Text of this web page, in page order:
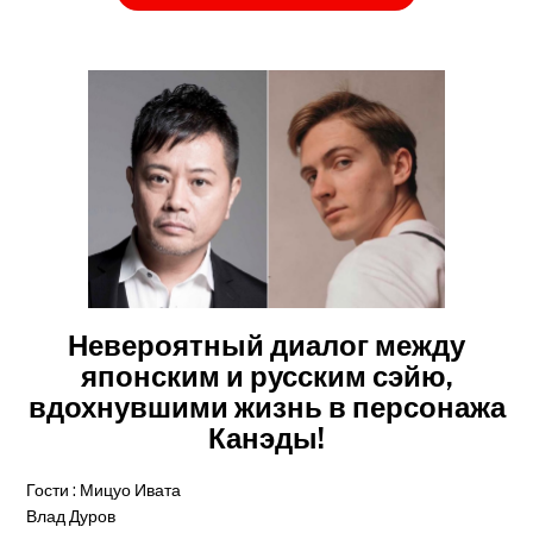
https://j-anime-meeting.com/wp-
content/uploads/2021/11/Vlad-Durov.jpg
Невероятный диалог между
японским и русским сэйю,
вдохнувшими жизнь в персонажа
Канэды!
Гости : Мицуо Ивата
Влад Дуров